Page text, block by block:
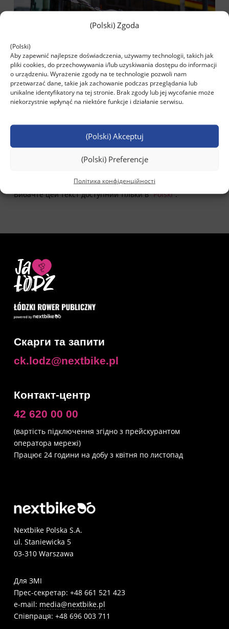
(Polski) Zgoda
(Polski)
Aby zapewnić najlepsze doświadczenia, używamy technologii, takich jak
pliki cookies, do przechowywania i/lub uzyskiwania dostępu do informacji
o urządzeniu. Wyrażenie zgody na te technologie pozwoli nam
przetwarzać dane, takie jak zachowanie podczas przeglądania lub
unikalne identyfikatory na tej stronie. Brak zgody lub jej wycofanie może
niekorzystnie wpłynąć na niektóre funkcje i działanie serwisu.
(Polski) Akceptuj
(Polski) Preferencje
Політика конфіденційності
Вибачте цей текст доступний тільки в “Polski”.
Скарги та запити
ck.lodz@nextbike.pl
Контакт-центр
42 620 00 00
(вартість підключення згідно з прейскурантом
оператора мережі)
Працює 24 години на добу з квітня по листопад
Nextbike Polska S.A.
ul. Staniewicka 5
03-310 Warszawa
Для ЗМІ
Прес-секретар: +48 661 521 423
e-mail: media@nextbike.pl
Співпраця: +48 696 003 711